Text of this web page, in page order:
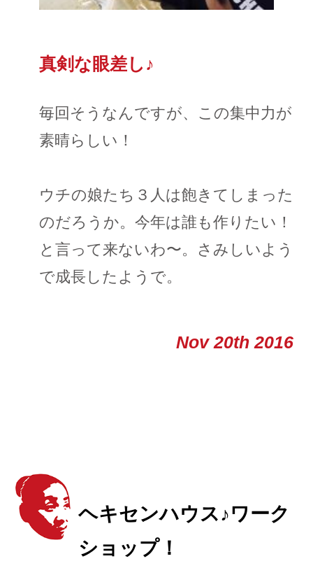
真剣な眼差し♪
毎回そうなんですが、この集中力が
素晴らしい！
ウチの娘たち３人は飽きてしまった
のだろうか。今年は誰も作りたい！
と言って来ないわ〜。さみしいよう
で成長したようで。
Nov 20th 2016
ヘキセンハウス♪ワーク
ショップ！